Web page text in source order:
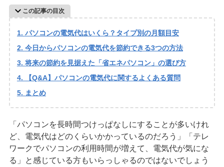
この記事の目次
パソコンの電気代はいくら？タイプ別の月額目安
今日からパソコンの電気代を節約できる3つの方法
将来の節約を見据えた「省エネパソコン」の選び方
【Q&A】パソコンの電気代に関するよくある質問
まとめ
「パソコンを長時間つけっぱなしにすることが多いけれ
ど、電気代はどのくらいかかっているのだろう」「テレ
ワークでパソコンの利用時間が増えて、電気代が気にな
る」と感じている方もいらっしゃるのではないでしょう